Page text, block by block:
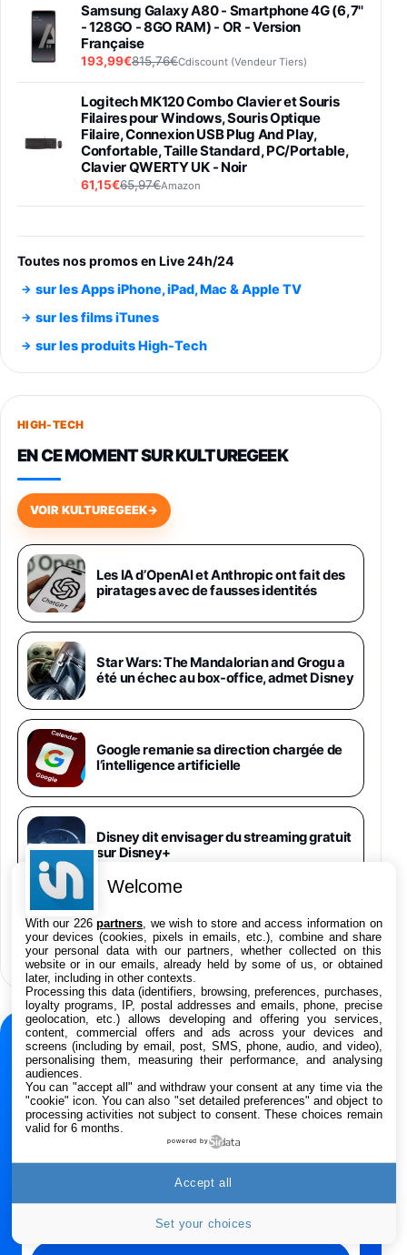
Samsung Galaxy A80 - Smartphone 4G (6,7''
- 128GO - 8GO RAM) - OR - Version
Française
193,99€815,76€Cdiscount (Vendeur Tiers)
Logitech MK120 Combo Clavier et Souris
Filaires pour Windows, Souris Optique
Filaire, Connexion USB Plug And Play,
Confortable, Taille Standard, PC/Portable,
Clavier QWERTY UK - Noir
61,15€65,97€Amazon
entraénement direct 3 vitesses (33-45-78
trs/min) avec pre-ampli intégré et port USB
Smartphone SAMSUNG Galaxy S26 Ultra
891,99€1199€Fnac (Vendeur Tiers)
Smartphone SAMSUNG Galaxy S26+ Violet
749,99€
648,63€834,71€
Samsung Galaxy Miracle Ultra, Smartphone
Android 5G avec Galaxy AI, 512 Go,
Chargeur Secteur Rapide 25W Inclus,
Smartphone déverrouillé, Noir, Version FR
1019€
Galaxy S26 Ultra 512 Go Bleu
1019€1399€Fnac (Vendeur Tiers)
Galaxy S26 Ultra 256 Go Violet
892€1199€Fnac (Vendeur Tiers)
Philips SHK2000BL - Casque Enfant - Bleu &
Répartiteur Audio 5 Casques, Blanc
24,94€29,96€Fnac (Vendeur Tiers)
Asus RT-AC59U Routeur sans Fil Double
Bande Gigabit (Serveur et Client VPN, Triple
Vlan, Mode Point d'accès et Bridge, contrôle
Parental, Qos)
39,72€50,42€Amazon
Panasonic KX-TG6822 Téléphones Sans fil
Répondeur Ecran [Version Française]
31,67€ 47,96€ Amazon
Smartphone APPLE iPhone 15 Noir 128Go
489,99€499,99€Boulanger
Smartphone APPLE iPhone 15 Bleu 128Go
489,99€499,99€Boulanger
Android, 128 Go, Smartphone déverrouillé,
Gris
Toutes nos promos en Live 24h/24
sur les Apps iPhone, iPad, Mac & Apple TV
sur les films iTunes
sur les produits High-Tech
HIGH-TECH
EN CE MOMENT SUR KULTUREGEEK
VOIR KULTUREGEEK→
Les IA d’OpenAI et Anthropic ont fait des
piratages avec de fausses identités
Star Wars: The Mandalorian and Grogu a
été un échec au box-office, admet Disney
Google remanie sa direction chargée de
l’intelligence artificielle
Disney dit envisager du streaming gratuit
sur Disney+
Google Assistant va disparaître des
smartphones Android en septembre
NEWSLETTER
Ne manquez rien de
l’actualité Apple
Recevez les dernières news, rumeurs, tests et
bons plans chaque semaine.
Adresse e-mail
Welcome
With our 226partners , we wish to store and access information on
your devices (cookies, pixels in emails, etc.), combine and share
your personal data with our partners, whether collected on this
website or in our emails, already held by some of us, or obtained
later, including in other contexts.
Processing this data (identifiers, browsing, preferences, purchases,
loyalty programs, IP, postal addresses and emails, phone, precise
geolocation, etc.) allows developing and offering you services,
content, commercial offers and ads across your devices and
screens (including by email, post, SMS, phone, audio, and video),
personalising them, measuring their performance, and analysing
audiences.
You can "accept all" and withdraw your consent at any time via the
"cookie" icon. You can also "set detailed preferences" and object to
processing activities not subject to consent. These choices remain
valid for 6 months.
powered by
Set your choices
Accept all